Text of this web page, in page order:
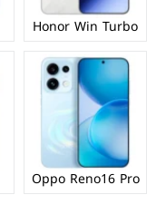
Honor Win Turbo
Oppo Reno16 Pro